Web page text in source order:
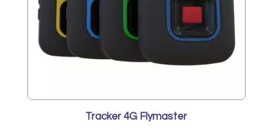
Tracker 4G Flymaster